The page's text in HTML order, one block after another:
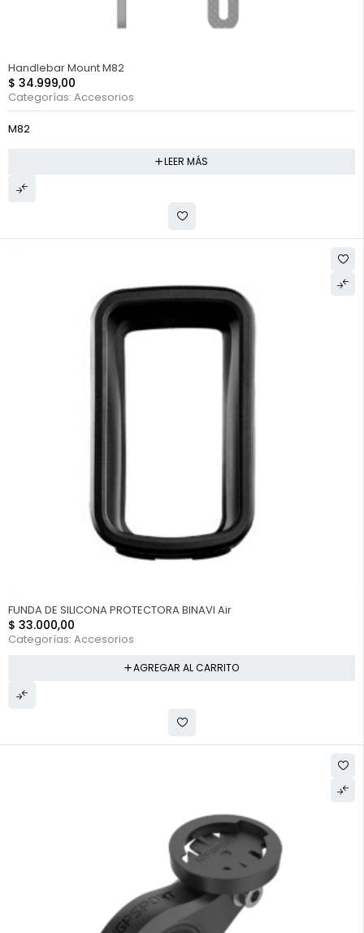
Handlebar Mount M82
$ 34.999,00
Categorías: Accesorios
M82
LEER MÁS
FUNDA DE SILICONA PROTECTORA BINAVI Air
$ 33.000,00
Categorías: Accesorios
AGREGAR AL CARRITO